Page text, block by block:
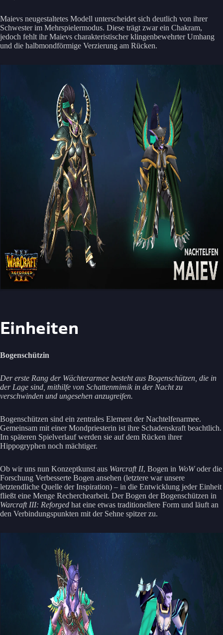
Maievs neugestaltetes Modell unterscheidet sich deutlich von ihrer
Schwester im Mehrspielermodus. Diese trägt zwar ein Chakram,
jedoch fehlt ihr Maievs charakteristischer klingenbewehrter Umhang
und die halbmondförmige Verzierung am Rücken.
Einheiten
Bogenschützin
Der erste Rang der Wächterarmee besteht aus Bogenschützen, die in
der Lage sind, mithilfe von Schattenmimik in der Nacht zu
verschwinden und ungesehen anzugreifen.
Bogenschützen sind ein zentrales Element der Nachtelfenarmee.
Gemeinsam mit einer Mondpriesterin ist ihre Schadenskraft beachtlich.
Im späteren Spielverlauf werden sie auf dem Rücken ihrer
Hippogryphen noch mächtiger.
Ob wir uns nun Konzeptkunst aus Warcraft II, Bogen in WoWoder die
Forschung Verbesserte Bogen ansehen (letztere war unsere
letztendliche Quelle der Inspiration) – in die Entwicklung jeder Einheit
fließt eine Menge Recherchearbeit. Der Bogen der Bogenschützen in
Warcraft III: Reforged hat eine etwas traditionellere Form und läuft an
den Verbindungspunkten mit der Sehne spitzer zu.